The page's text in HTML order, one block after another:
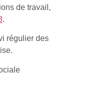
de travail,
.
régulier des